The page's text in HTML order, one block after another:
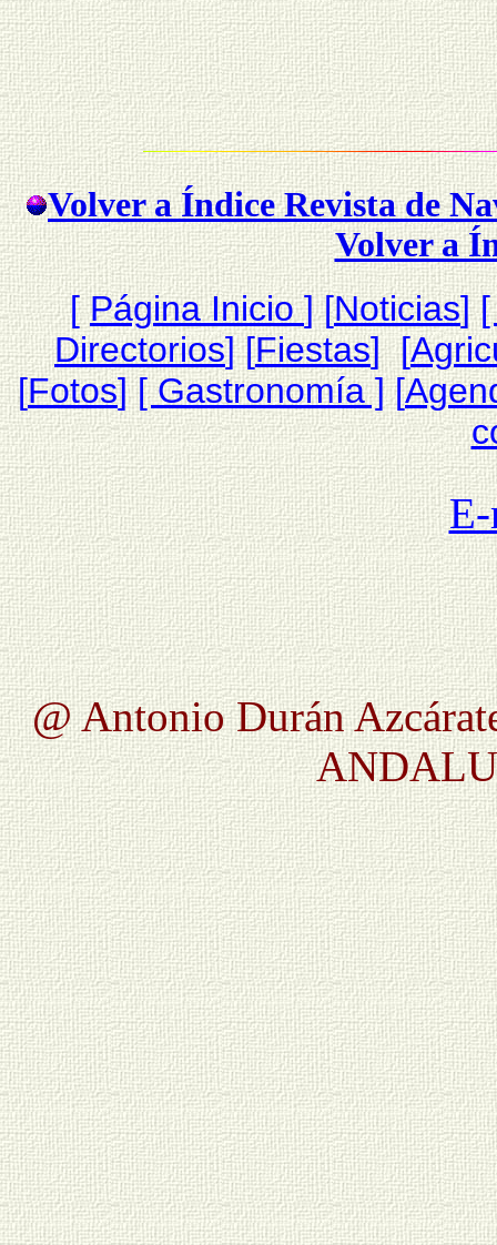
Volver a Índice Revista de
Volver a
[Página Inicio ][Noticias]
Directorios] [Fiestas] [
[Fotos][ Gastronomía ][
@ Antonio Durán